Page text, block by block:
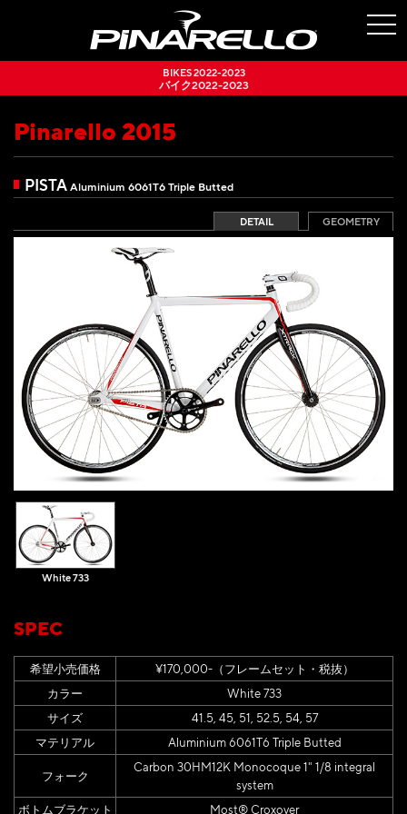
BIKES 2022-2023
バイク2022-2023
Pinarello 2015
PISTAAluminium 6061T6 Triple Butted
GEOMETRY
DETAIL
White 733
SPEC
希望小売価格
¥170,000-（フレームセット・税抜）
カラー
White 733
サイズ
41.5, 45, 51, 52.5, 54, 57
マテリアル
Aluminium 6061T6 Triple Butted
フォーク
Carbon 30HM12K Monocoque 1" 1/8 integral
system
ボトムブラケット
Most® Croxover